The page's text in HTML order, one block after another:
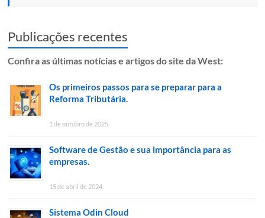
Publicações recentes
Confira as últimas notícias e artigos do site da West:
Os primeiros passos para se preparar para a
Reforma Tributária.
1 de outubro de 2025
Software de Gestão e sua importância para as
empresas.
15 de abril de 2024
Sistema Odin Cloud